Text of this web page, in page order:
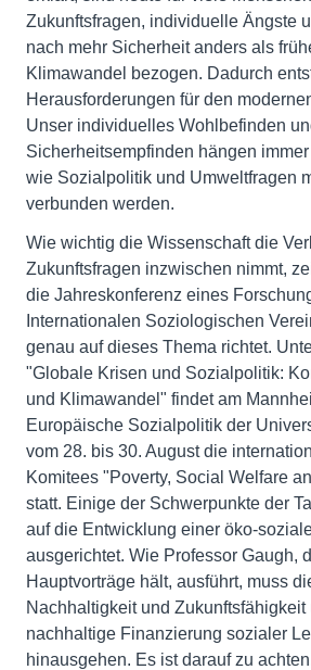
Zukunftsfragen, individuelle Ängste
nach mehr Sicherheit anders als
Klimawandel bezogen. Dadurch
Herausforderungen für den
Unser individuelles Wohlbefinden
Sicherheitsempfinden hängen
wie Sozialpolitik und Umweltfragen
verbunden werden.
Wie wichtig die Wissenschaft die
Zukunftsfragen inzwischen nimmt,
die Jahreskonferenz eines
Internationalen Soziologischen
genau auf dieses Thema richtet.
"Globale Krisen und Sozialpolitik:
und Klimawandel" findet am
Europäische Sozialpolitik der
vom 28. bis 30. August die
Komitees "Poverty, Social Welfare
statt. Einige der Schwerpunkte der
auf die Entwicklung einer öko-
ausgerichtet. Wie Professor Gaugh,
Hauptvorträge hält, ausführt, muss
Nachhaltigkeit und Zukunftsfähigkeit
nachhaltige Finanzierung sozialer
hinausgehen. Es ist darauf zu